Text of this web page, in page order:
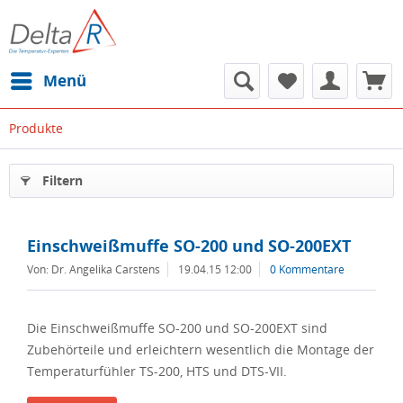
Menü
Produkte
Filtern
Einschweißmuffe SO-200 und SO-200EXT
Von: Dr. Angelika Carstens 19.04.15 12:00 0 Kommentare
Die Einschweißmuffe SO-200 und SO-200EXT sind
Zubehörteile und erleichtern wesentlich die Montage der
Temperaturfühler TS-200, HTS und DTS-VII.